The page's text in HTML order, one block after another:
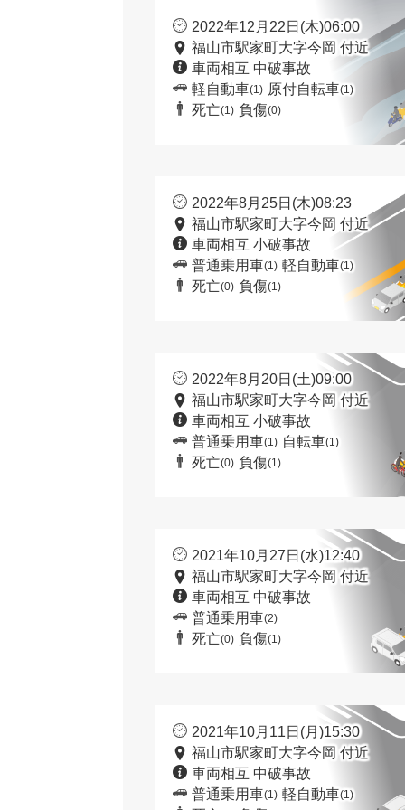
2022年12月22日(木)06:00
福山市駅家町大字今岡 付近
車両相互 中破事故
軽自動車(1) 原付自転車(1)
死亡(1) 負傷(0)
2022年8月25日(木)08:23
福山市駅家町大字今岡 付近
車両相互 小破事故
普通乗用車(1) 軽自動車(1)
死亡(0) 負傷(1)
2022年8月20日(土)09:00
福山市駅家町大字今岡 付近
車両相互 小破事故
普通乗用車(1) 自転車(1)
死亡(0) 負傷(1)
2021年10月27日(水)12:40
福山市駅家町大字今岡 付近
車両相互 中破事故
普通乗用車(2)
死亡(0) 負傷(1)
2021年10月11日(月)15:30
福山市駅家町大字今岡 付近
車両相互 中破事故
普通乗用車(1) 軽自動車(1)